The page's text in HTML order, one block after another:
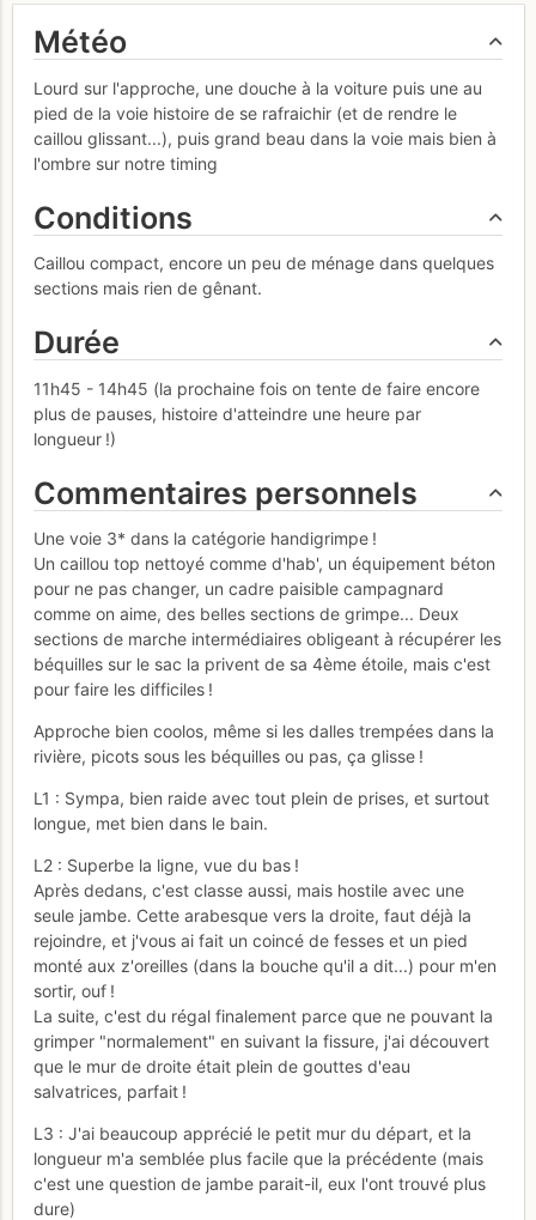
Météo
Lourd sur l'approche, une douche à la voiture puis une au
pied de la voie histoire de se rafraichir (et de rendre le
caillou glissant...), puis grand beau dans la voie mais bien à
l'ombre sur notre timing
Conditions
Caillou compact, encore un peu de ménage dans quelques
sections mais rien de gênant.
Durée
11h45 - 14h45 (la prochaine fois on tente de faire encore
plus de pauses, histoire d'atteindre une heure par
longueur !)
Commentaires personnels
Une voie 3* dans la catégorie handigrimpe !
Un caillou top nettoyé comme d'hab', un équipement béton
pour ne pas changer, un cadre paisible campagnard
comme on aime, des belles sections de grimpe... Deux
sections de marche intermédiaires obligeant à récupérer les
béquilles sur le sac la privent de sa 4ème étoile, mais c'est
pour faire les difficiles !
Approche bien coolos, même si les dalles trempées dans la
rivière, picots sous les béquilles ou pas, ça glisse !
L1 : Sympa, bien raide avec tout plein de prises, et surtout
longue, met bien dans le bain.
L2 : Superbe la ligne, vue du bas !
Après dedans, c'est classe aussi, mais hostile avec une
seule jambe. Cette arabesque vers la droite, faut déjà la
rejoindre, et j'vous ai fait un coincé de fesses et un pied
monté aux z'oreilles (dans la bouche qu'il a dit...) pour m'en
sortir, ouf !
La suite, c'est du régal finalement parce que ne pouvant la
grimper "normalement" en suivant la fissure, j'ai découvert
que le mur de droite était plein de gouttes d'eau
salvatrices, parfait !
L3 : J'ai beaucoup apprécié le petit mur du départ, et la
longueur m'a semblée plus facile que la précédente (mais
c'est une question de jambe parait-il, eux l'ont trouvé plus
dure)